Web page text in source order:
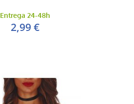
Entrega 24-48h
2,99 €